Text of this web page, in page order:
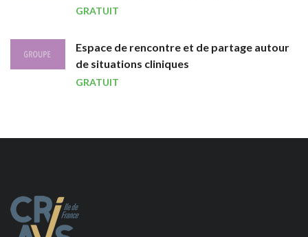
GRATUIT
Espace de rencontre et de partage autour
de situations cliniques
GRATUIT